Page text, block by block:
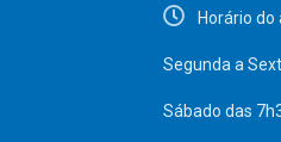
Horário
Segunda a
Sábado das